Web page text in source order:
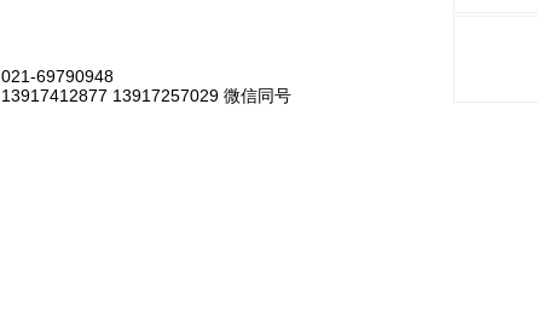
021-69790948
13917412877 13917257029 微信同号